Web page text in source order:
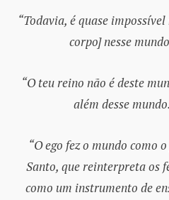
“Todavia, é quase
corpo] nesse
“O teu reino não é deste
além desse
“O ego fez o mundo como
Santo, que reinterpreta os
como um instrumento de